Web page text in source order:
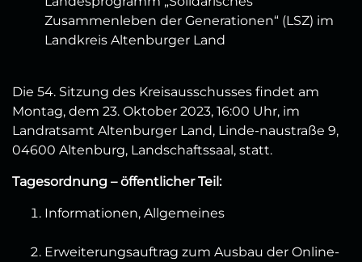
Zusammenleben der Generationen“ (LSZ) im
Landkreis Altenburger Land
Die 54. Sitzung des Kreisausschusses findet am
Montag, dem 23. Oktober 2023, 16:00 Uhr, im
Landratsamt Altenburger Land, Linde-naustraße 9,
04600 Altenburg, Landschaftssaal, statt.
Tagesordnung – öffentlicher Teil:
Informationen, Allgemeines
Erweiterungsauftrag zum Ausbau der Online-